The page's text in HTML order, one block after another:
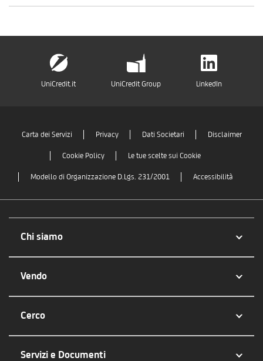
UniCredit.it UniCredit Group LinkedIn
Carta dei Servizi Privacy Dati Societari Disclaimer
Cookie Policy Le tue scelte sui Cookie
Modello di Organizzazione D.Lgs. 231/2001 Accessibilità
Chi siamo
Vendo
Cerco
Servizi e Documenti